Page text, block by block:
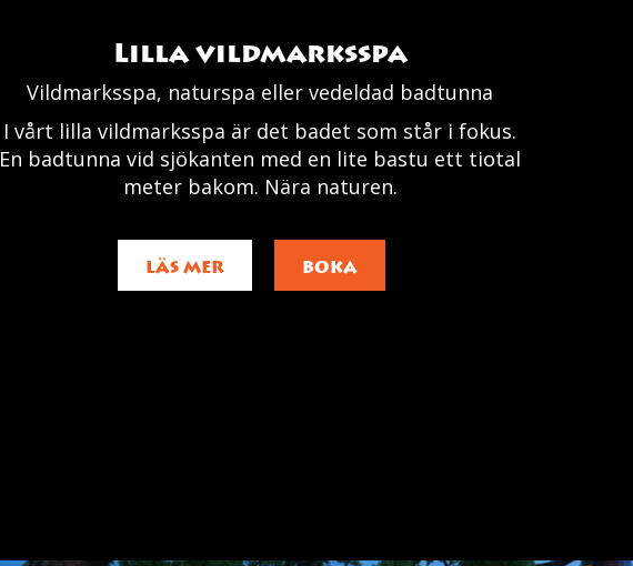
Lilla vildmarksspa
Vildmarksspa, naturspa eller vedeldad badtunna
I vårt lilla vildmarksspa är det badet som står i fokus.
En badtunna vid sjökanten med en lite bastu ett tiotal
meter bakom. Nära naturen.
LÄS MER BOKA